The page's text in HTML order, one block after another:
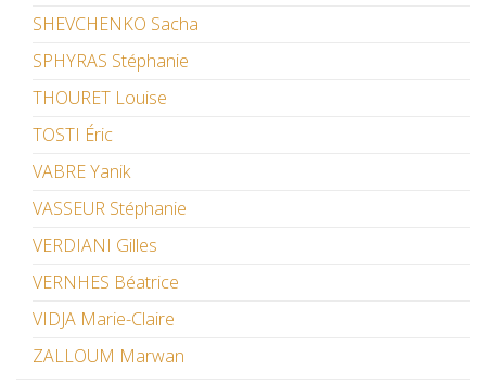
SHEVCHENKO Sacha
SPHYRAS Stéphanie
THOURET Louise
TOSTI Éric
VABRE Yanik
VASSEUR Stéphanie
VERDIANI Gilles
VERNHES Béatrice
VIDJA Marie-Claire
ZALLOUM Marwan